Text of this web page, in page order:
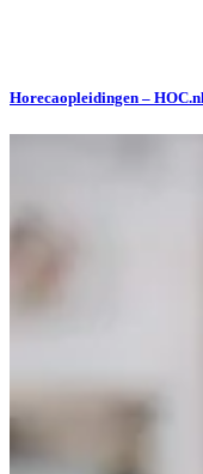
Horecaopleidingen – HOC.nl